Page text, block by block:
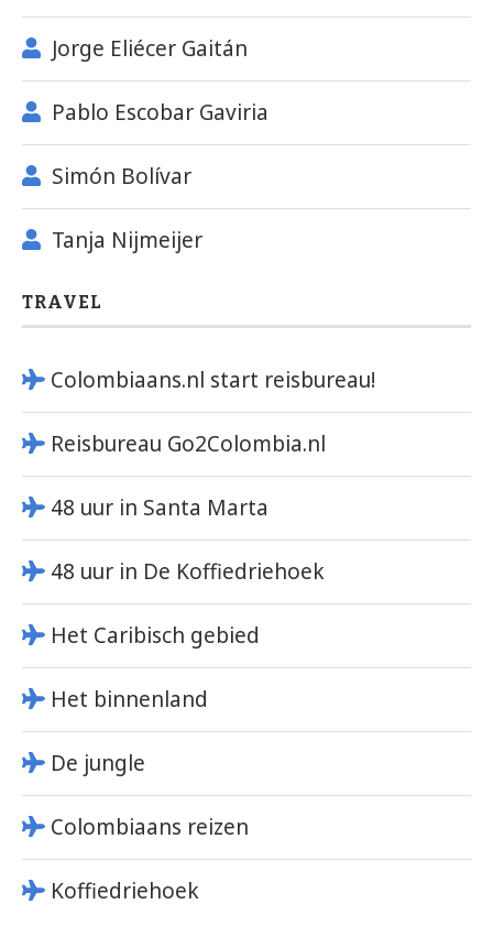
Jorge Eliécer Gaitán
Pablo Escobar Gaviria
Simón Bolívar
Tanja Nijmeijer
TRAVEL
Colombiaans.nl start reisbureau!
Reisbureau Go2Colombia.nl
48 uur in Santa Marta
48 uur in De Koffiedriehoek
Het Caribisch gebied
Het binnenland
De jungle
Colombiaans reizen
Koffiedriehoek